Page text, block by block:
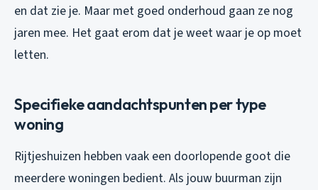
en dat zie je. Maar met goed onderhoud gaan ze nog
jaren mee. Het gaat erom dat je weet waar je op moet
letten.
Specifieke aandachtspunten per type
woning
Rijtjeshuizen hebben vaak een doorlopende goot die
meerdere woningen bedient. Als jouw buurman zijn